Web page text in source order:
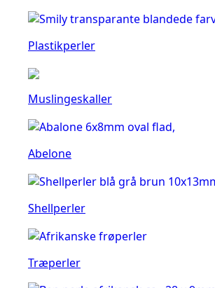
Plastikperler
Muslingeskaller
Abelone
Shellperler
Træperler